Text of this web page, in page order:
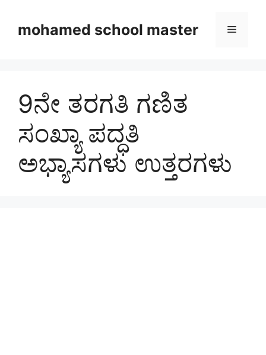
contentmohamed school master Menu
9ನೇ ತರಗತಿ ಗಣಿತ
ಸಂಖ್ಯಾ ಪದ್ಧತಿ
ಅಭ್ಯಾಸಗಳು ಉತ್ತರಗಳು